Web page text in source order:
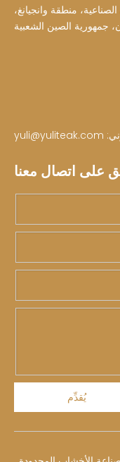
الصناعية، منطقة وانجيانغ،
جمهورية الصين الشعبية
yuli@yuliteak.com
على اتصال معنا
يُقدِّم